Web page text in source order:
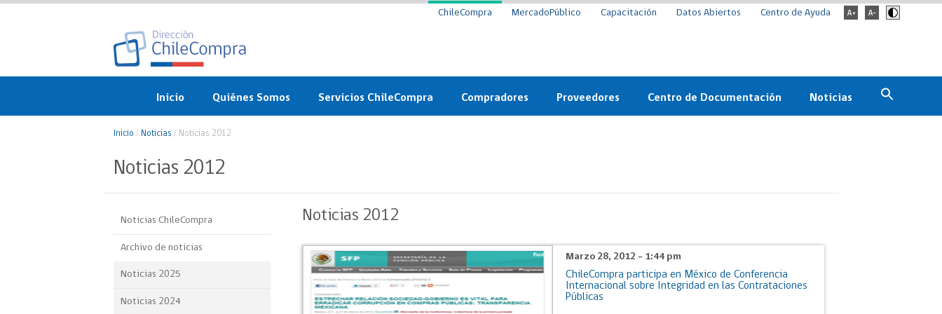
ChileCompra MercadoPúblico Capacitación Datos Abiertos Centro de Ayuda
Inicio Quiénes Somos
¿Qué es ChileCompra?
Misión, visión, valores y
objetivos
Participación Ciudadana
Servicios ChileCompra
Gratis y en línea
Certificación competencias
Centro de Ayuda
Compradores
Bases Tipo de Licitación
Convenio Marco
Proveedores
Compra Ágil
Bases Tipo
Convenio Marco
Centro de Documentación Noticias
Inicio / Noticias / Noticias 2012
Noticias 2012
Noticias ChileCompra
Archivo de noticias
Noticias 2025
Noticias 2024
Noticias 2012
Marzo 28, 2012 - 1:44 pm
ChileCompra participa en México de Conferencia
Internacional sobre Integridad en las Contrataciones
Públicas